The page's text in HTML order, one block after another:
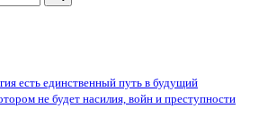
есть единственный путь в будущий
не будет насилия, войн и преступности